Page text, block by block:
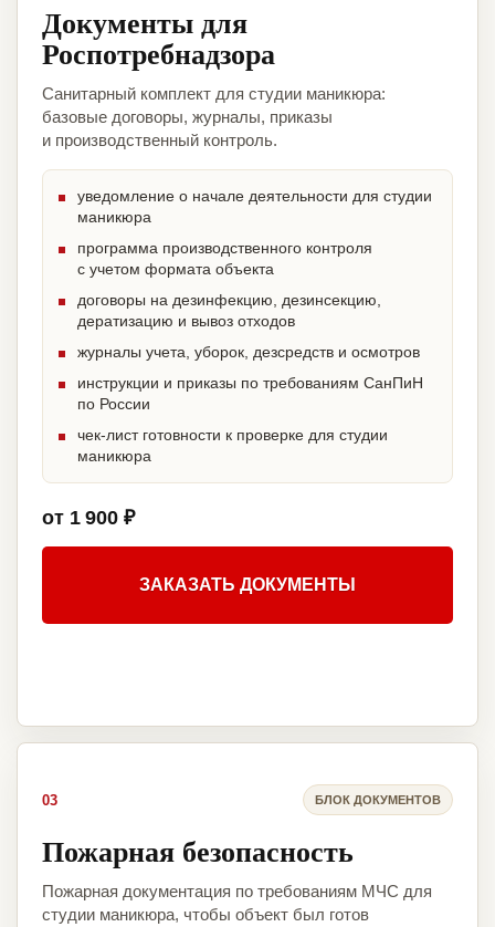
Документы для
Роспотребнадзора
Санитарный комплект для студии маникюра:
базовые договоры, журналы, приказы
и производственный контроль.
уведомление о начале деятельности для студии
маникюра
программа производственного контроля
с учетом формата объекта
договоры на дезинфекцию, дезинсекцию,
дератизацию и вывоз отходов
журналы учета, уборок, дезсредств и осмотров
инструкции и приказы по требованиям СанПиН
по России
чек-лист готовности к проверке для студии
маникюра
от 1 900 ₽
ЗАКАЗАТЬ ДОКУМЕНТЫ
03 БЛОК ДОКУМЕНТОВ
Пожарная безопасность
Пожарная документация по требованиям МЧС для
студии маникюра, чтобы объект был готов